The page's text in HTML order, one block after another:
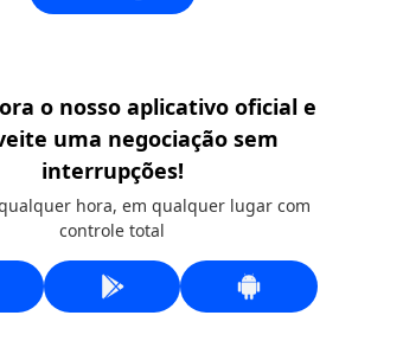
o nosso aplicativo oficial e
uma negociação sem
interrupções!
hora, em qualquer lugar com
controle total